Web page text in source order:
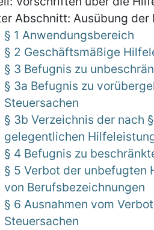
Abschnitt: Ausübung der
§ 1 Anwendungsbereich
§ 2 Geschäftsmäßige
§ 3 Befugnis zu
§ 3a Befugnis zu
Steuersachen
§ 3b Verzeichnis der nach
gelegentlichen
§ 4 Befugnis zu
§ 5 Verbot der unbefugten
von Berufsbezeichnungen
§ 6 Ausnahmen vom
Steuersachen